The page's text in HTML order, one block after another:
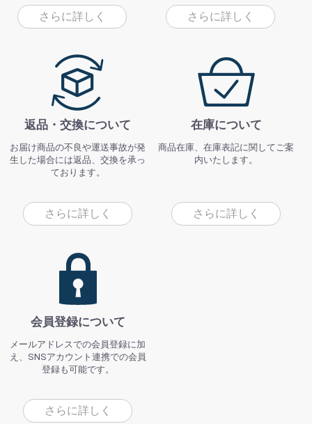
さらに詳しく さらに詳しく
返品・交換について
お届け商品の不良や運送事故が発
生した場合には返品、交換を承っ
ております。
さらに詳しく
在庫について
商品在庫、在庫表記に関してご案
内いたします。
さらに詳しく
会員登録について
メールアドレスでの会員登録に加
え、SNSアカウント連携での会員
登録も可能です。
さらに詳しく